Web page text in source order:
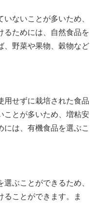
ないことが多いため、
るためには、自然食品を
、野菜や果物、穀物など
用せずに栽培された食品
ことが多いため、増粘安
には、有機食品を選ぶこ
ぶことができるため、
ることができます。ま